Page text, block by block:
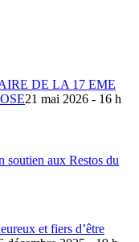
DE LA 17 EME
21 mai 2026 - 16 h
soutien aux Restos du
et fiers d’être